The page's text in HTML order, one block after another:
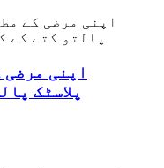
پلاسٹک